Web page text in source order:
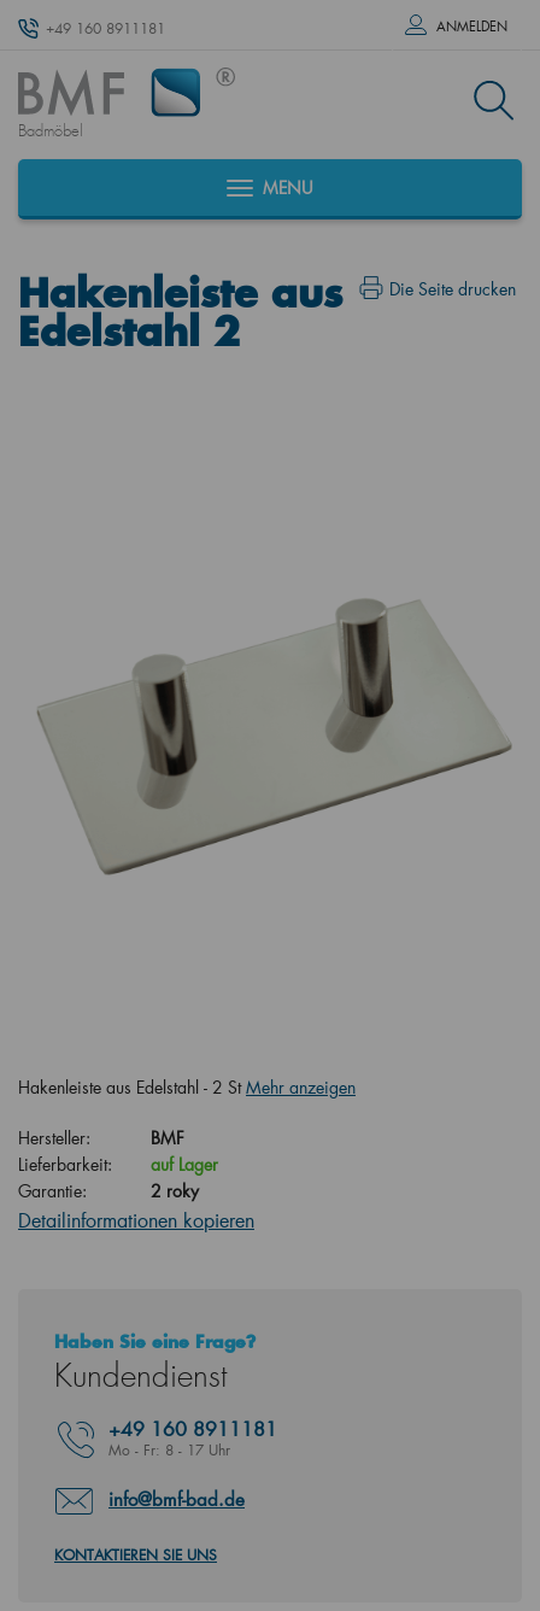
+49 160 8911181 ANMELDEN
Badmöbel
MENU
Die Seite drucken
Hakenleiste aus
Edelstahl 2
Hakenleiste aus Edelstahl - 2 StMehr anzeigen
Hersteller:
BMF
Lieferbarkeit:
auf Lager
Garantie:
2 roky
Detailinformationen kopieren
Haben Sie eine Frage?
Kundendienst
+49 160 8911181
Mo - Fr: 8 - 17 Uhr
info@bmf-bad.de
KONTAKTIEREN SIE UNS